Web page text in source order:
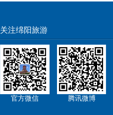
关注绵阳旅游
官方微信 腾讯微博